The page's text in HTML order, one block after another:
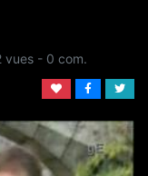
vues - 0 com.